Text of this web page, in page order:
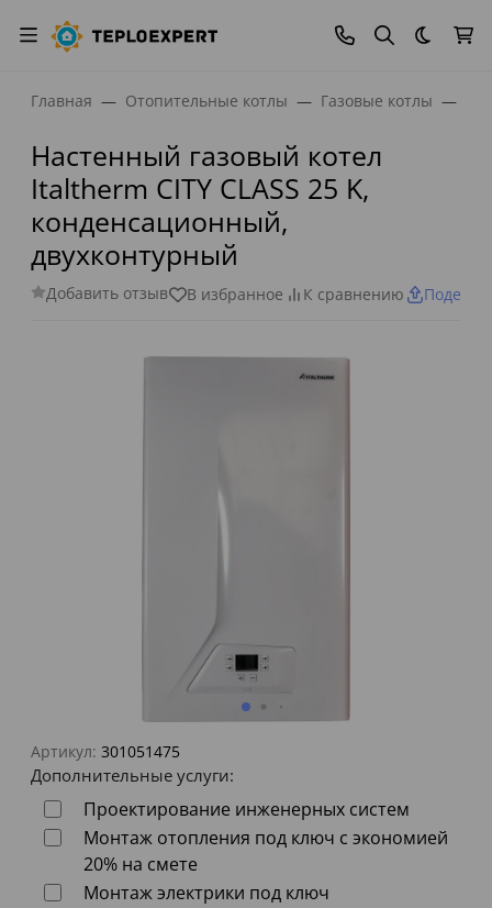
Темная
Главная Отопительные котлы Газовые котлы
Настенный газовый котел
Italtherm CITY CLASS 25 K,
конденсационный,
двухконтурный
Добавить отзыв В избранное К сравнению
Артикул: 301051475
Дополнительные услуги:
Проектирование инженерных систем
Монтаж отопления под ключ с экономией
20% на смете
Монтаж электрики под ключ